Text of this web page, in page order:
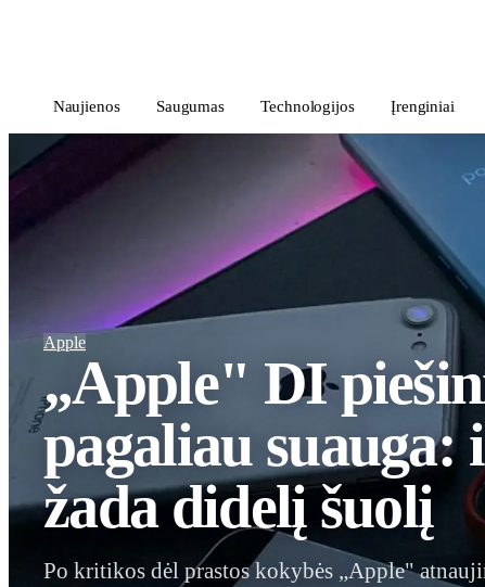
Naujienos Saugumas Technologijos Įrenginiai
Apple
„Apple" DI
pagaliau suauga:
žada didelį šuolį
Po kritikos dėl prastos kokybės „Apple"